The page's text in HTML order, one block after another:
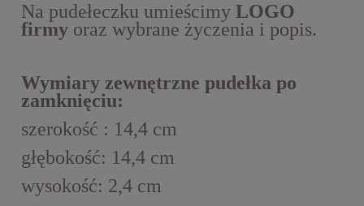
Na pudełeczku umieścimy LOGO
firmy oraz wybrane życzenia i popis.
Wymiary zewnętrzne pudełka po
zamknięciu:
szerokość : 14,4 cm
głębokość: 14,4 cm
wysokość: 2,4 cm